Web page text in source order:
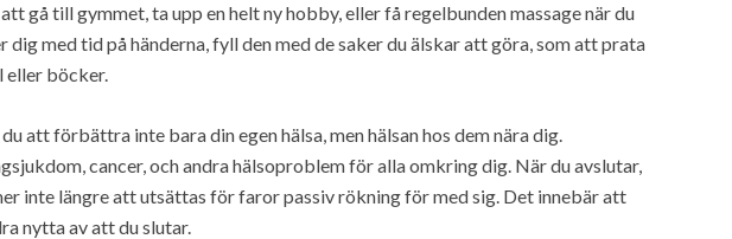
gå till gymmet, ta upp en helt ny hobby, eller få regelbunden massage när du
dig med tid på händerna, fyll den med de saker du älskar att göra, som att prata
eller böcker.
att förbättra inte bara din egen hälsa, men hälsan hos dem nära dig.
cancer, och andra hälsoproblem för alla omkring dig. När du avslutar,
inte längre att utsättas för faror passiv rökning för med sig. Det innebär att
nytta av att du slutar.